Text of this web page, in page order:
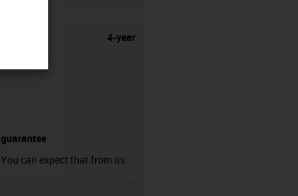
4-year
guarantee
You can expect that from us.